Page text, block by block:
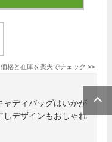
価格と在庫を楽天でチェック >>
ャディバッグはいかが
しデザインもおしゃれ